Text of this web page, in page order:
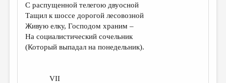
С распущенной телегою двуосной
Тащил к шоссе дорогой лесовозной
Живую елку, Господом храним –
На социалистический сочельник
(Который выпадал на понедельник).
VII